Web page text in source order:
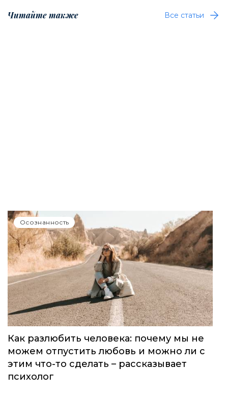
Читайте также Все статьи
Осознанность
Как разлюбить человека: почему мы не
можем отпустить любовь и можно ли с
этим что-то сделать – рассказывает
психолог